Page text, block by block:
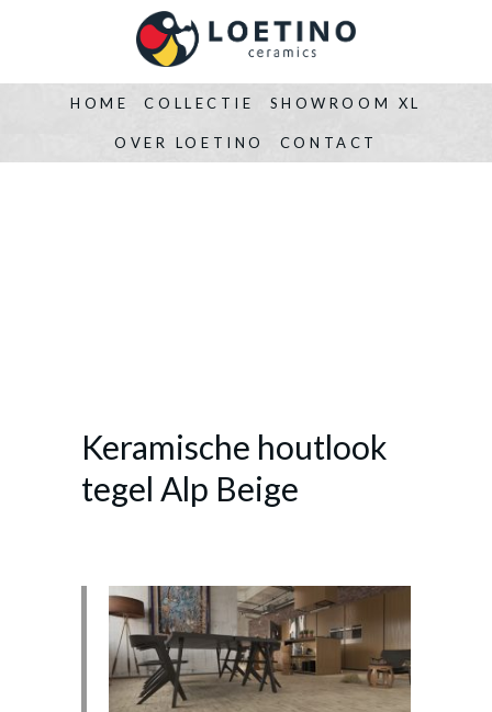
HOME COLLECTIE SHOWROOM XL
OVER LOETINO CONTACT
Keramische houtlook
tegel Alp Beige